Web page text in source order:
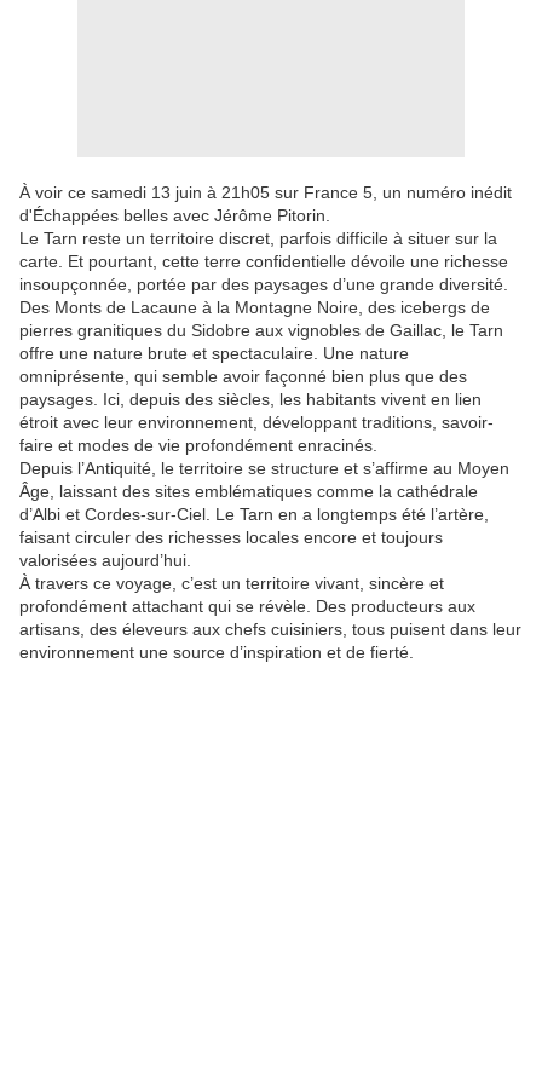
À voir ce samedi 13 juin à 21h05 sur France 5, un numéro inédit
d'Échappées belles avec Jérôme Pitorin.
Le Tarn reste un territoire discret, parfois difficile à situer sur la
carte. Et pourtant, cette terre confidentielle dévoile une richesse
insoupçonnée, portée par des paysages d’une grande diversité.
Des Monts de Lacaune à la Montagne Noire, des icebergs de
pierres granitiques du Sidobre aux vignobles de Gaillac, le Tarn
offre une nature brute et spectaculaire. Une nature
omniprésente, qui semble avoir façonné bien plus que des
paysages. Ici, depuis des siècles, les habitants vivent en lien
étroit avec leur environnement, développant traditions, savoir-
faire et modes de vie profondément enracinés.
Depuis l’Antiquité, le territoire se structure et s’affirme au Moyen
Âge, laissant des sites emblématiques comme la cathédrale
d’Albi et Cordes-sur-Ciel. Le Tarn en a longtemps été l’artère,
faisant circuler des richesses locales encore et toujours
valorisées aujourd’hui.
À travers ce voyage, c’est un territoire vivant, sincère et
profondément attachant qui se révèle. Des producteurs aux
artisans, des éleveurs aux chefs cuisiniers, tous puisent dans leur
environnement une source d’inspiration et de fierté.